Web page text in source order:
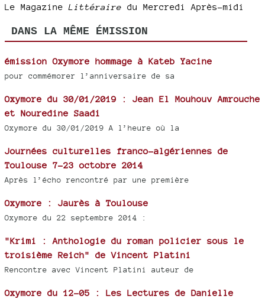
Le Magazine Littéraire du Mercredi Après-midi
DANS LA MÊME ÉMISSION
émission Oxymore hommage à Kateb Yacine
pour commémorer l’anniversaire de sa
Oxymore du 30/01/2019 : Jean El Mouhouv Amrouche
et Nouredine Saadi
Oxymore du 30/01/2019 A l’heure où la
Journées culturelles franco-algériennes de
Toulouse 7-23 octobre 2014
Après l’écho rencontré par une première
Oxymore : Jaurès à Toulouse
Oxymore du 22 septembre 2014 :
"Krimi : Anthologie du roman policier sous le
troisième Reich" de Vincent Platini
Rencontre avec Vincent Platini auteur de
Oxymore du 12-05 : Les Lectures de Danielle